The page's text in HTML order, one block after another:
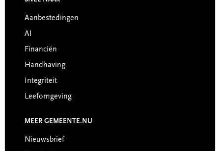
Aanbestedingen
AI
Financiën
Handhaving
Integriteit
Leefomgeving
MEER GEMEENTE.NU
Nieuwsbrief